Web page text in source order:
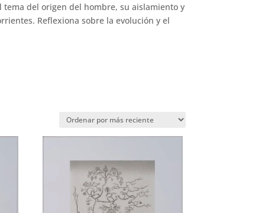
tema del origen del hombre, su aislamiento y
Reflexiona sobre la evolución y el